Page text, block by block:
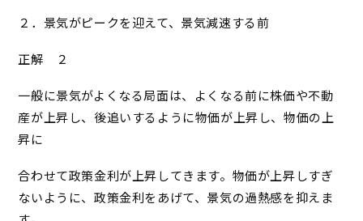
２．景気がピークを迎えて、景気減速する前
正解 ２
一般に景気がよくなる局面は、よくなる前に株価や不動
産が上昇し、後追いするように物価が上昇し、物価の上
昇に
合わせて政策金利が上昇してきます。物価が上昇しすぎ
ないように、政策金利をあげて、景気の過熱感を抑えま